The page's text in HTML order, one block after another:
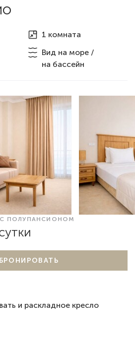
1 комната
Вид на море/
на бассейн
С ПОЛУПАНСИОНОМ
и раскладное кресло